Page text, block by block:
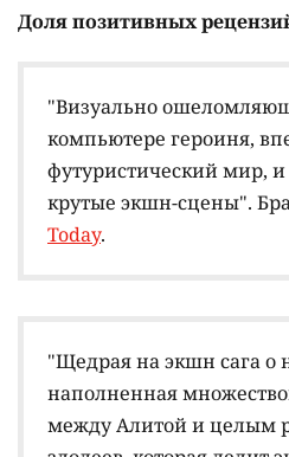
Доля позитивных
"Визуально
компьютере героиня,
футуристический мир, и
крутые экшн-сцены".
Today.
"Щедрая на экшн сага о
наполненная
между Алитой и целым